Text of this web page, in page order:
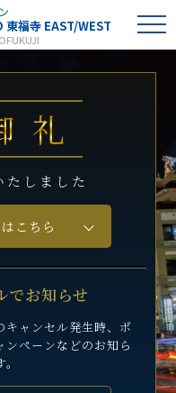
東福寺 EAST/WEST
礼
しました
でお知らせ
ャンセル発生時、 ポ
ンペーンなどのお知ら
こちら